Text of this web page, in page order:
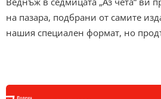
на пазара, подбрани от самите
нашия специален формат, но